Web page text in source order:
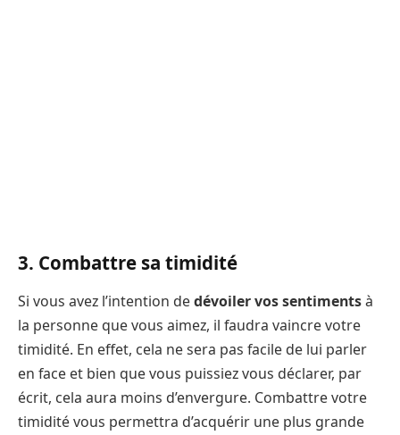
3. Combattre sa timidité
Si vous avez l’intention dedévoiler vos sentimentsà
la personne que vous aimez, il faudra vaincre votre
timidité. En effet, cela ne sera pas facile de lui parler
en face et bien que vous puissiez vous déclarer, par
écrit, cela aura moins d’envergure. Combattre votre
timidité vous permettra d’acquérir une plus grande